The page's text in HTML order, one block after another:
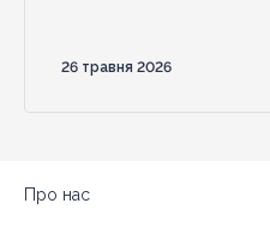
26 травня 2026
Про нас